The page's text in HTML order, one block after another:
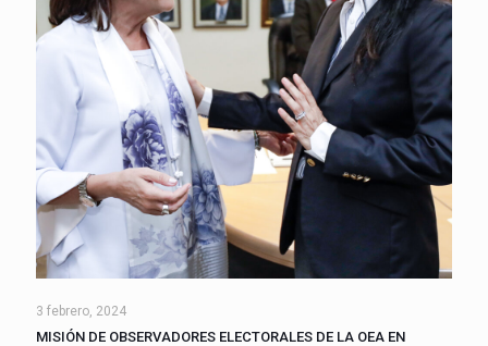
3 febrero, 2024
MISIÓN DE OBSERVADORES ELECTORALES DE LA OEA EN